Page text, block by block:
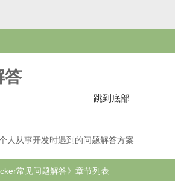
答
跳到底部
人从事开发时遇到的问题解答方案
常见问题解答》章节列表